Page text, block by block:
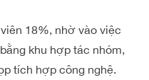
18%, nhờ vào việc
khu hợp tác nhóm,
tích hợp công nghệ.